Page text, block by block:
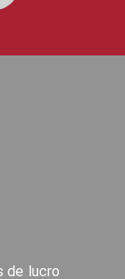
de lucro